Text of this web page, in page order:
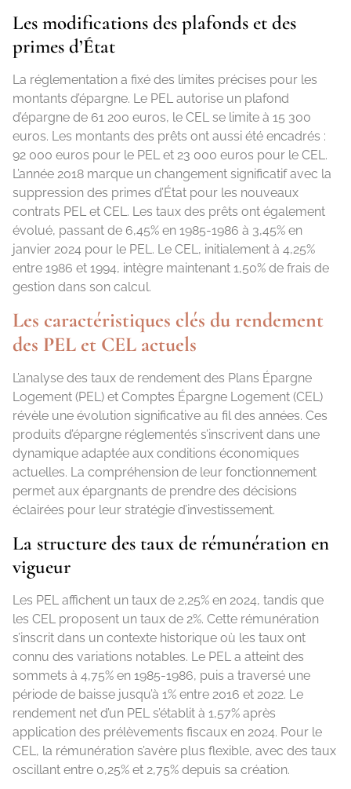
Les modifications des plafonds et des
primes d’État
La réglementation a fixé des limites précises pour les
montants d’épargne. Le PEL autorise un plafond
d’épargne de 61 200 euros, le CEL se limite à 15 300
euros. Les montants des prêts ont aussi été encadrés :
92 000 euros pour le PEL et 23 000 euros pour le CEL.
L’année 2018 marque un changement significatif avec la
suppression des primes d’État pour les nouveaux
contrats PEL et CEL. Les taux des prêts ont également
évolué, passant de 6,45% en 1985-1986 à 3,45% en
janvier 2024 pour le PEL. Le CEL, initialement à 4,25%
entre 1986 et 1994, intègre maintenant 1,50% de frais de
gestion dans son calcul.
Les caractéristiques clés du rendement
des PEL et CEL actuels
L’analyse des taux de rendement des Plans Épargne
Logement (PEL) et Comptes Épargne Logement (CEL)
révèle une évolution significative au fil des années. Ces
produits d’épargne réglementés s’inscrivent dans une
dynamique adaptée aux conditions économiques
actuelles. La compréhension de leur fonctionnement
permet aux épargnants de prendre des décisions
éclairées pour leur stratégie d’investissement.
La structure des taux de rémunération en
vigueur
Les PEL affichent un taux de 2,25% en 2024, tandis que
les CEL proposent un taux de 2%. Cette rémunération
s’inscrit dans un contexte historique où les taux ont
connu des variations notables. Le PEL a atteint des
sommets à 4,75% en 1985-1986, puis a traversé une
période de baisse jusqu’à 1% entre 2016 et 2022. Le
rendement net d’un PEL s’établit à 1,57% après
application des prélèvements fiscaux en 2024. Pour le
CEL, la rémunération s’avère plus flexible, avec des taux
oscillant entre 0,25% et 2,75% depuis sa création.